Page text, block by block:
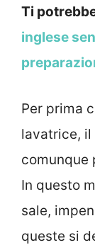
Ti
inglese
Per prima
lavatrice, il
comunque
In questo
sale,
queste si